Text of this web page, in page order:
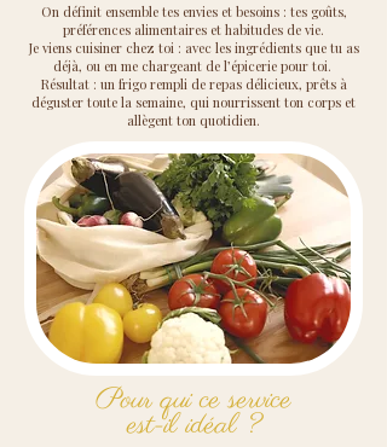
On définit ensemble tes envies et besoins : tes goûts,
préférences alimentaires et habitudes de vie.
Je viens cuisiner chez toi : avec les ingrédients que tu as
déjà, ou en me chargeant de l’épicerie pour toi.
​Résultat : un frigo rempli de repas délicieux, prêts à
déguster toute la semaine, qui nourrissent ton corps et
allègent ton quotidien.
​Pour qui ce service
est-il idéal ?